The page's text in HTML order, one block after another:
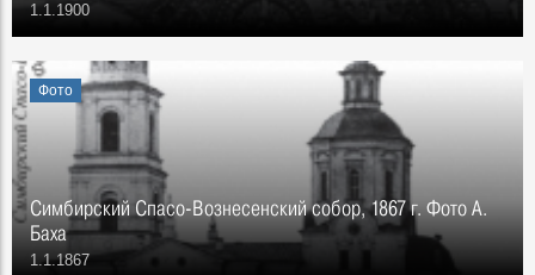
1.1.1900
Фото
Симбирский Спасо-Вознесенский собор, 1867 г. Фото А.
Баха
1.1.1867